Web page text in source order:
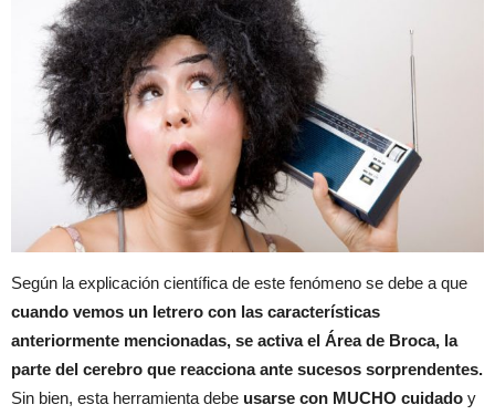
Según la explicación científica de este fenómeno se debe a que
cuando vemos un letrero con las características
anteriormente mencionadas, se activa el Área de Broca, la
parte del cerebro que reacciona ante sucesos sorprendentes.
Sin bien, esta herramienta debe usarse con MUCHO cuidado y